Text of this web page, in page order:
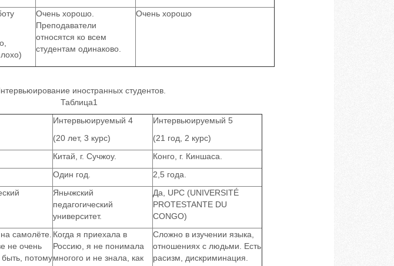
Очень хорошо.
Преподаватели
относятся ко всем
студентам одинаково.
Очень хорошо
иностранных студентов.
Таблица1
Интервьюируемый 4
(20 лет, 3 курс)
Интервьюируемый 5
(21 год, 2 курс)
Китай, г. Сучжоу.
Конго, г. Киншаса.
Один год.
2,5 года.
Яньчжский
педагогический
университет.
Да, UPC (UNIVERSITÉ
PROTESTANTE DU
CONGO)
самолёте.
не очень
потому
Когда я приехала в
Россию, я не понимала
многого и не знала, как
Сложно в изучении языка,
отношениях с людьми. Есть
расизм, дискриминация.